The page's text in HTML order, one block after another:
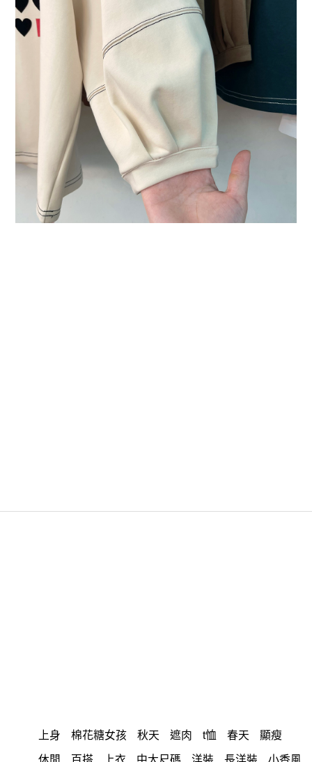
上身 棉花糖女孩 秋天 遮肉 t恤 春天 顯瘦
休閒 百搭 上衣 中大尺碼 洋裝 長洋裝 小香風